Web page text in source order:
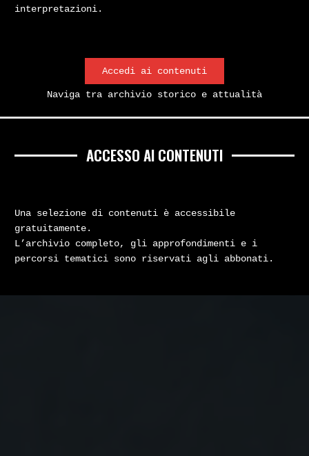
interpretazioni.
Accedi ai contenuti
Naviga tra archivio storico e attualità
ACCESSO AI CONTENUTI
Una selezione di contenuti è accessibile
gratuitamente.
L’archivio completo, gli approfondimenti e i
percorsi tematici sono riservati agli abbonati.